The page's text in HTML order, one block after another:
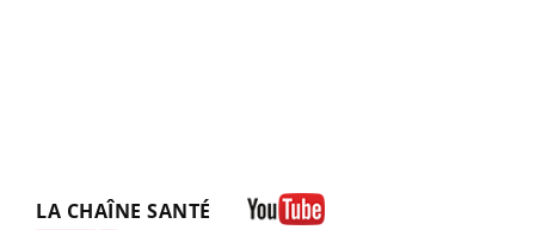
LA CHAÎNE SANTÉ